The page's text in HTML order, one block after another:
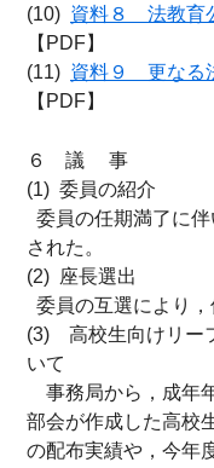
(10) 資料８ 法教育
【PDF】
(11) 資料９ 更なる
【PDF】
６ 議 事
(1) 委員の紹介
委員の任期満了に
された。
(2) 座長選出
委員の互選により，
(3) 高校生向けリー
いて
事務局から，成年
部会が作成した高校
の配布実績や，今年